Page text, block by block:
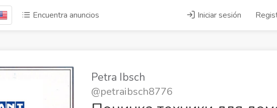
Encuentra anuncios Iniciar sesión
Petra Ibsch
@petraibsch8776